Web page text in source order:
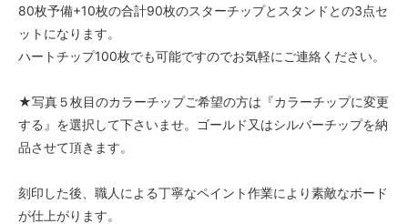
80枚予備+10枚の合計90枚のスターチップとスタンドとの3点セ
ットになります。
ハートチップ100枚でも可能ですのでお気軽にご連絡ください。
★写真５枚目のカラーチップご希望の方は『カラーチップに変更
する』を選択して下さいませ。ゴールド又はシルバーチップを納
品させて頂きます。
刻印した後、職人による丁寧なペイント作業により素敵なボード
が仕上がります。